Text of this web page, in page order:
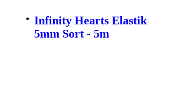
Infinity Hearts Elastik
5mm Sort - 5m